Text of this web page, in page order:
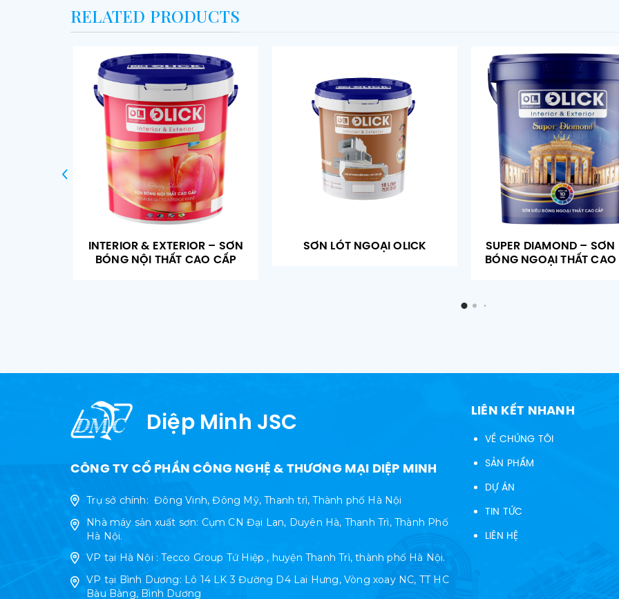
RELATED PRODUCTS
INTERIOR & EXTERIOR – SƠN
BÓNG NỘI THẤT CAO CẤP
SƠN LÓT NGOẠI OLICK
SUPER DIAMOND – SƠN
BÓNG NGOẠI THẤT
Diệp Minh JSC
CÔNG TY CỔ PHẦN CÔNG NGHỆ & THƯƠNG MẠI DIỆP MINH
Trụ sở chính: Đông Vinh, Đông Mỹ, Thanh trì, Thành phố Hà Nội
Nhà máy sản xuất sơn: Cụm CN Đại Lan, Duyên Hà, Thanh Trì, Thành Phố
Hà Nội.
VP tại Hà Nội : Tecco Group Tứ Hiệp , huyện Thanh Trì, thành phố Hà Nội.
VP tại Bình Dương: Lô 14 LK 3 Đường D4 Lai Hưng, Vòng xoay NC, TT HC
Bàu Bàng, Bình Dương
LIÊN KẾT NHANH
VỀ CHÚNG TÔI
SẢN PHẨM
DỰ ÁN
TIN TỨC
LIÊN HỆ